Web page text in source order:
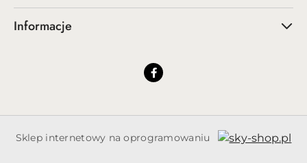
Informacje
Sklep internetowy na oprogramowaniu